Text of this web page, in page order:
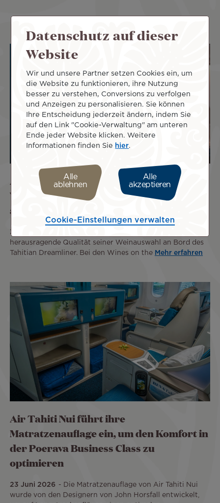
Air Tahiti Nuis Weinauswahl bei den
Wines on the Wing Awards 2026
ausgezeichnet
3 Aug. 2026
herausragende Qualität seiner Weinauswahl an Bord des
Tahitian Dreamliner. Bei den Wines on the Mehr erfahren
Air Tahiti Nui führt ihre
Matratzenauflage ein, um den Komfort in
der Poerava Business Class zu
optimieren
23 Juni 2026
Die Matratzenauflage von Air Tahiti Nui
wurde von den Designern von John Horsfall entwickelt,
Datenschutz auf dieser
Website
Wir und unsere Partner setzen Cookies ein, um
die Website zu funktionieren, ihre Nutzung
besser zu verstehen, Conversions zu verfolgen
und Anzeigen zu personalisieren. Sie können
Ihre Entscheidung jederzeit ändern, indem Sie
auf den Link "Cookie-Verwaltung" am unteren
Ende jeder Website klicken. Weitere
Informationen finden Sie hier
Alle
ablehnen
Alle
akzeptieren
Cookie-Einstellungen verwalten